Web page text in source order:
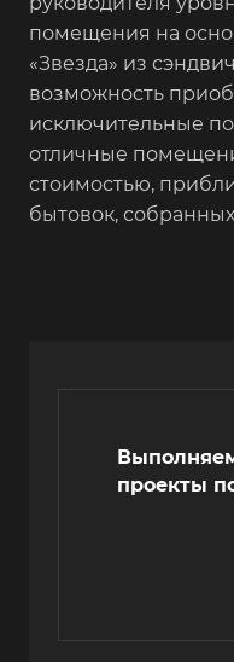
помещения на
«Звезда» из
возможность
исключительные
отличные
стоимостью,
бытовок,
проекты